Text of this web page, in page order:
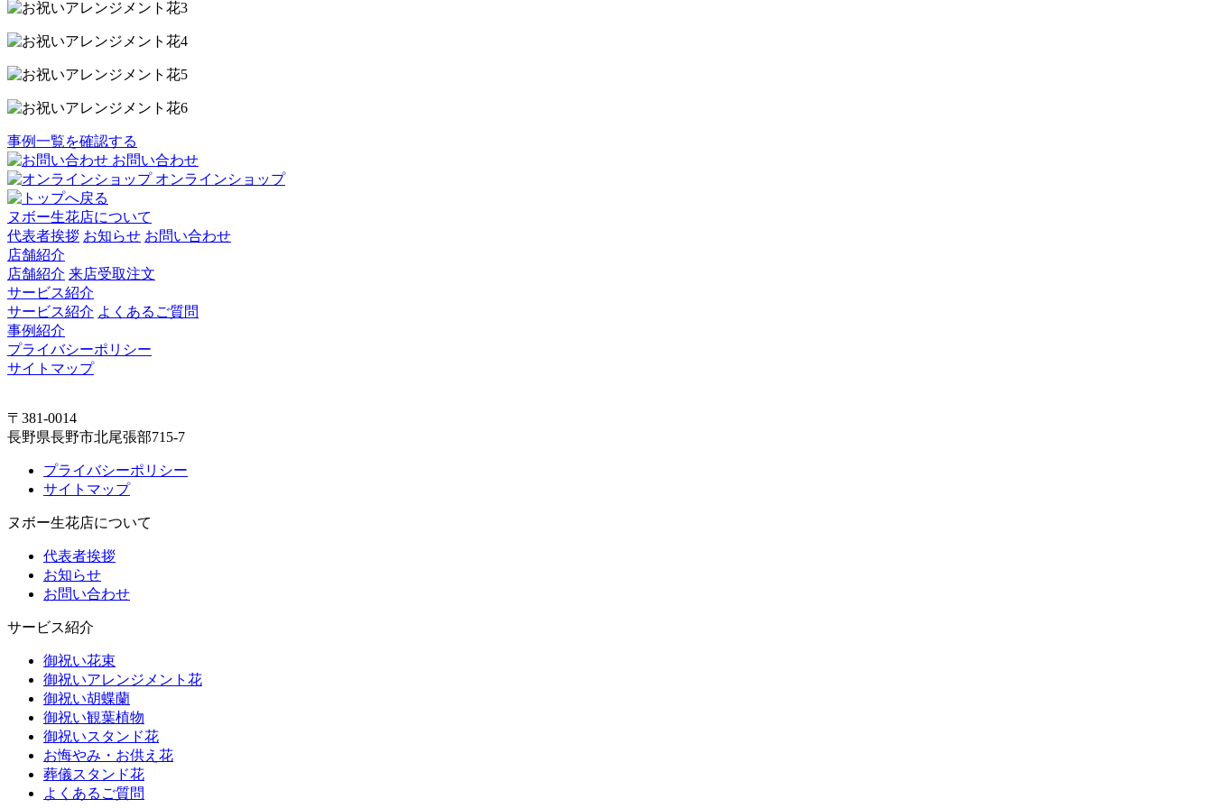
事例一覧を確認する
お問い合わせ
オンラインショップ
ヌボー生花店について
代表者挨拶 お知らせ お問い合わせ
店舗紹介
店舗紹介 来店受取注文
サービス紹介
サービス紹介 よくあるご質問
事例紹介
プライバシーポリシー
サイトマップ
〒381-0014
長野県長野市北尾張部715-7
プライバシーポリシー
サイトマップ
ヌボー生花店について
代表者挨拶
お知らせ
お問い合わせ
サービス紹介
御祝い花束
御祝いアレンジメント花
御祝い胡蝶蘭
御祝い観葉植物
御祝いスタンド花
お悔やみ・お供え花
葬儀スタンド花
よくあるご質問